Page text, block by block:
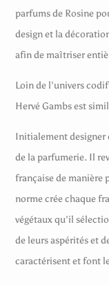
parfums de Rosine
design et la
afin de maîtriser
Loin de l’univers
Hervé Gambs est
Initialement designer
de la parfumerie. Il
française de manière
norme crée chaque
végétaux qu’il
de leurs aspérités et
caractérisent et font